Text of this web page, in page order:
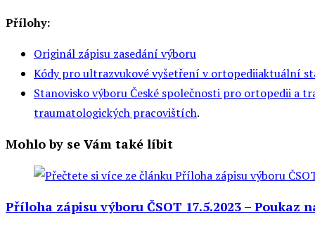
Přílohy:
Originál zápisu zasedání výboru
Kódy pro ultrazvukové vyšetření v ortopediiaktuální
Stanovisko výboru České společnosti pro ortopedii a
traumatologických pracovištích.
Mohlo by se Vám také líbit
Příloha zápisu výboru ČSOT 17.5.2023 –